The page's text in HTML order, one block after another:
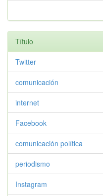
Título
Twitter
comunicación
internet
Facebook
comunicación política
periodismo
Instagram